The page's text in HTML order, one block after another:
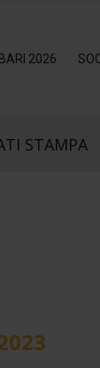
2026
STAMPA